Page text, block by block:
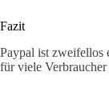
Fazit
Paypal ist zweifellos
für viele